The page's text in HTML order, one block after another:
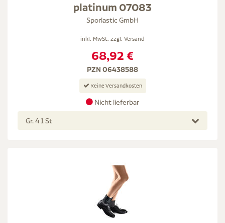
platinum 07083
Sporlastic GmbH
inkl. MwSt. zzgl. Versand
68,92 €
PZN 06438588
Keine Versandkosten
Nicht lieferbar
Gr. 4 1 St